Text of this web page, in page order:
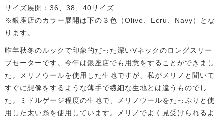
サイズ展開：36、38、40サイズ
※銀座店のカラー展開は下の３色（Olive、Ecru、Navy）とな
ります。
昨年秋冬のルックで印象的だった深いVネックのロングスリー
ブセーターです。今年は銀座店でも用意をすることができまし
た。メリノウールを使用した生地ですが、私がメリノと聞いて
すぐに想像をするような薄手で繊細な生地とは違うものでし
た。ミドルゲージ程度の生地で、メリノウールをたっぷりと使
用した太い糸を使用しています。メリノでよく見受けられるよ